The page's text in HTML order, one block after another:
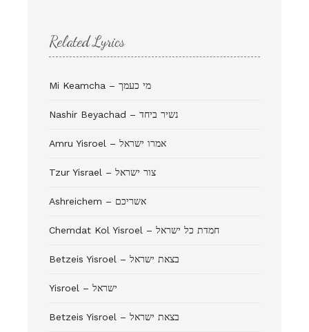
Related Lyrics
Mi Keamcha – מי כעמך
Nashir Beyachad – נשיר ביחד
Amru Yisroel – אמרו ישראל
Tzur Yisrael – צור ישראל
Ashreichem – אשריכם
Chemdat Kol Yisroel – חמדת כל ישראל
Betzeis Yisroel – בצאת ישראל
Yisroel – ישראל
Betzeis Yisroel – בצאת ישראל